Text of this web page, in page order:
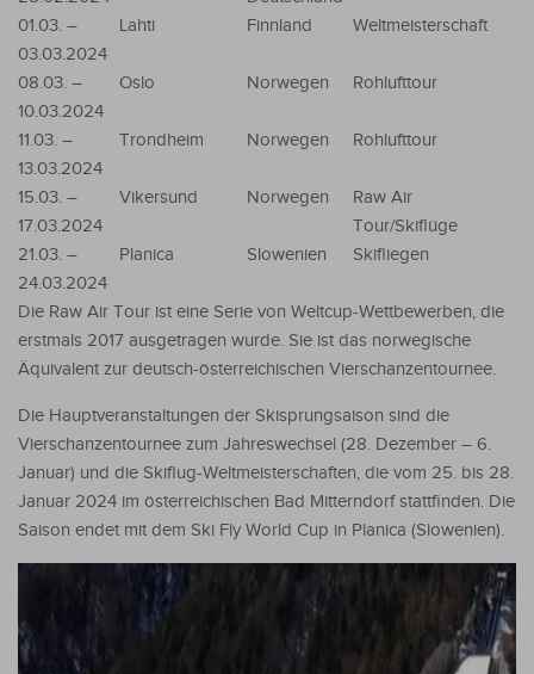
01.03. –
03.03.2024
Lahti Finnland Weltmeisterschaft
08.03. –
10.03.2024
Oslo Norwegen Rohlufttour
11.03. –
13.03.2024
Trondheim Norwegen Rohlufttour
15.03. –
17.03.2024
Vikersund Norwegen
Raw Air
Tour/Skiflüge
21.03. –
24.03.2024
Planica Slowenien Skifliegen
Die Raw Air Tour ist eine Serie von Weltcup-Wettbewerben, die
erstmals 2017 ausgetragen wurde. Sie ist das norwegische
Äquivalent zur deutsch-österreichischen Vierschanzentournee.
Die Hauptveranstaltungen der Skisprungsaison sind die
Vierschanzentournee zum Jahreswechsel (28. Dezember – 6.
Januar) und die Skiflug-Weltmeisterschaften, die vom 25. bis 28.
Januar 2024 im österreichischen Bad Mitterndorf stattfinden. Die
Saison endet mit dem Ski Fly World Cup in Planica (Slowenien).